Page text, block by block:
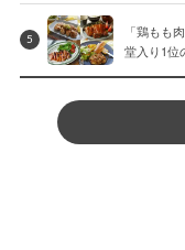
5
「鶏もも
堂入り1位